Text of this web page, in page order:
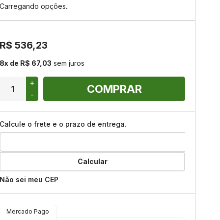
Carregando opções..
R$ 536,23
8x de R$ 67,03 sem juros
+
-
COMPRAR
Calcule o frete e o prazo de entrega.
Calcular
Não sei meu CEP
Mercado Pago